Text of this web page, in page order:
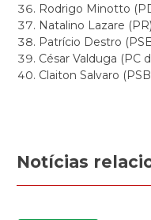
Rodrigo Minotto
Natalino Lazare
Patrício Destro
César Valduga (PC
Claiton Salvaro
Notícias